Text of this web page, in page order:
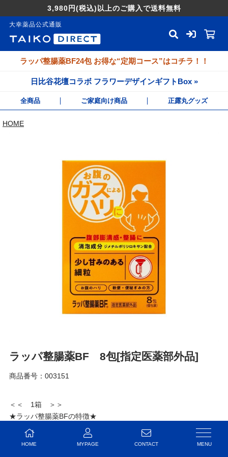
3,980円(税込) 以上のご購入で送料無料
大幸薬品公式通販
ラッパ整腸薬BF24包 お得な“定期コース”はコチラ！！
日比谷花壇コラボ フラワーデザインギフトBox »
全商品 ご家庭向け商品 正露丸グッズ
HOME
ラッパ整腸薬BF 8包[指定医薬部外品]
商品番号： 003151
​＜＜ 1箱 ＞＞
★ラッパ整腸薬BFの特徴★
①おなかのハリに効く！
消化管内にたまったガスの吸収と排出を促進する
、消泡成分「ジ
HOME MYPAGE CONTACT